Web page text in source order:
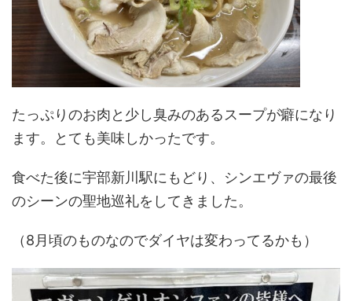
たっぷりのお肉と少し臭みのあるスープが癖になり
ます。とても美味しかったです。
食べた後に宇部新川駅にもどり、シンエヴァの最後
のシーンの聖地巡礼をしてきました。
（8月頃のものなのでダイヤは変わってるかも）